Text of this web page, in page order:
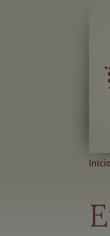
Início